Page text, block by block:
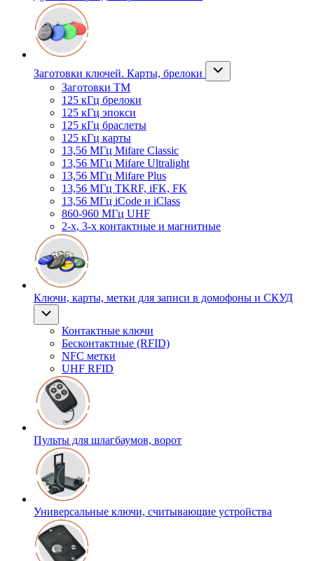
Заготовки ключей. Карты, брелоки
Заготовки ТМ
125 кГц брелоки
125 кГц эпокси
125 кГц браслеты
125 кГц карты
13,56 МГц Mifare Classic
13,56 МГц Mifare Ultralight
13,56 МГц Mifare Plus
13,56 МГц TKRF, iFK, FK
13,56 МГц iCode и iClass
860-960 МГц UHF
2-х, 3-х контактные и магнитные
Ключи, карты, метки для записи в домофоны и СКУД
Контактные ключи
Бесконтактные (RFID)
NFC метки
UHF RFID
Пульты для шлагбаумов, ворот
Универсальные ключи, считывающие устройства